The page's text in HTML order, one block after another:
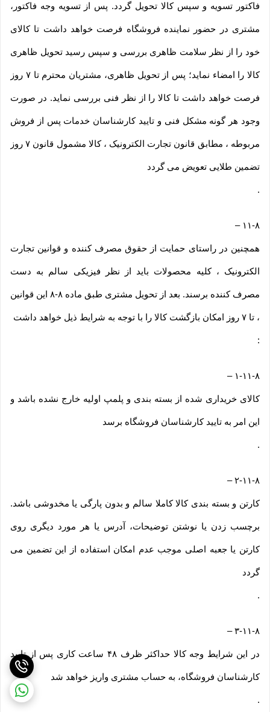
فاکتور تسویه و سپس کالا تحویل گردد. پس از تسویه وجه فاکتور،
مشتری در حضور نماینده فروشگاه فرصت خواهد داشت تا کالای
خود را از نظر سلامت ظاهری بررسی و سپس رسید تحویل ظاهری
کالا را امضاء نماید؛ پس از تحویل ظاهری، مشتریان محترم تا ۷ روز
فرصت خواهد داشت تا کالا را از نظر فنی بررسی نماید. در صورت
وجود هر گونه مشکل فنی و تایید کارشناسان خدمات پس از فروش
مربوطه ، مطابق قانون تجارت الکترونیک ، کالا مشمول قانون ۷ روز
تضمین طلایی تعویض می گردد
.
۱۱-۸ –
همچنین در راستای حمایت از حقوق مصرف کننده و قوانین تجارت
الکترونیک ، کلیه محصولات باید از نظر فیزیکی سالم به دست
مصرف کننده برسند. بعد از تحویل مشتری طبق ماده ۸-۸ این قوانین
، تا ۷ روز امکان بازگشت کالا را با توجه به شرایط ذیل خواهد داشت
:
۱-۱۱-۸ –
کالای خریداری شده از بسته بندی و پلمپ اولیه خارج نشده باشد و
این امر به تایید کارشناسان فروشگاه برسد
.
۲-۱۱-۸–
کارتن و بسته بندی کالا کاملا سالم و بدون پارگی یا مخدوشی باشد.
برچسب زدن یا نوشتن توضیحات، آدرس یا هر مورد دیگری روی
کارتن یا جعبه اصلی موجب عدم امکان استفاده از این تضمین می
گردد
.
۳-۱۱-۸–
در این شرایط وجه کالا حداکثر ظرف ۴۸ ساعت کاری پس از تایید
کارشناسان فروشگاه، به حساب مشتری واریز خواهد شد
.